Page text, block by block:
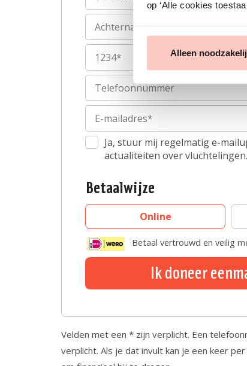
op ‘Alle cookies
Alleen
Ja, stuur mij regelmatig e-
actualiteiten over vluchtelingen.
Betaalwijze
Online
Betaal vertrouwd en veilig
Ik doneer
Velden met een * zijn verplicht. Een
verplicht. Als je dat invult kan je een keer